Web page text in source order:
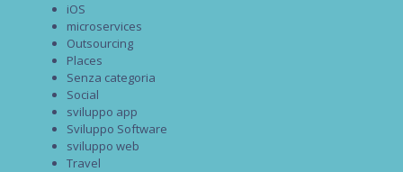
iOS
microservices
Outsourcing
Places
Senza categoria
Social
sviluppo app
Sviluppo Software
sviluppo web
Travel